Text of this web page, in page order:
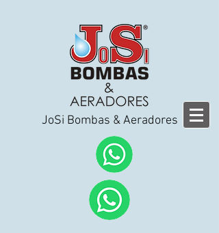
JoSi Bombas & Aeradores